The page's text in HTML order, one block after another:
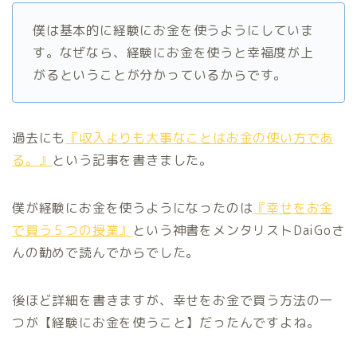
僕は基本的に経験にお金を使うようにしていま
す。なぜなら、経験にお金を使うと幸福度が上
がるということが分かっているからです。
過去にも 『収入よりも大事なことはお金の使い方であ
る。』 という記事を書きました。
僕が経験にお金を使うようになったのは 『幸せをお金
で買う５つの授業』 という神書をメンタリストDaiGoさ
んの勧めで読んでからでした。
後ほど詳細を書きますが、幸せをお金で買う方法の一
つが【経験にお金を使うこと】だったんですよね。